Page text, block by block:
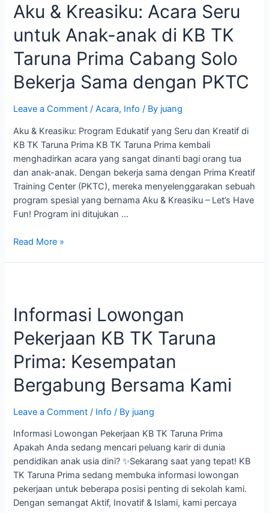
Aku & Kreasiku: Acara Seru
untuk Anak-anak di KB TK
Taruna Prima Cabang Solo
Bekerja Sama dengan PKTC
Leave a Comment /Acara, Info / By juang
Aku & Kreasiku: Program Edukatif yang Seru dan Kreatif di
KB TK Taruna Prima KB TK Taruna Prima kembali
menghadirkan acara yang sangat dinanti bagi orang tua
dan anak-anak. Dengan bekerja sama dengan Prima Kreatif
Training Center (PKTC), mereka menyelenggarakan sebuah
program spesial yang bernama Aku & Kreasiku – Let’s Have
Fun! Program ini ditujukan …
Kreasiku:
Acara
Seru
Anak-
anak
di
KB
Taruna
Prima
Cabang
Solo
Bekerja
Sama
dengan
Read More »
Informasi Lowongan
Pekerjaan KB TK Taruna
Prima: Kesempatan
Bergabung Bersama Kami
Leave a Comment / Info / By juang
Informasi Lowongan Pekerjaan KB TK Taruna Prima
Apakah Anda sedang mencari peluang karir di dunia
pendidikan anak usia dini? ✨Sekarang saat yang tepat! KB
TK Taruna Prima sedang membuka informasi lowongan
pekerjaan untuk beberapa posisi penting di sekolah kami.
Dengan semangat Aktif, Inovatif & Islami, kami percaya
Pekerjaan
KB
TK
Prima:
Kesempatan
Bergabung
Bersama